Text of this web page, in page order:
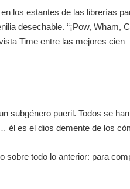
los estantes de las librerías
desechable. “¡Pow, Wham,
Time entre las mejores cien
subgénero pueril. Todos se han
él es el dios demente de los
sobre todo lo anterior: para